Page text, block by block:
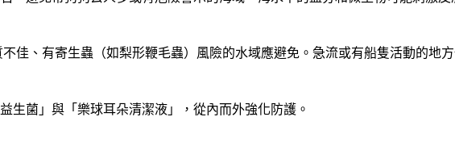
佳、有寄生蟲（如梨形鞭毛蟲）風險的水域應避免。急流或有船隻活動的地
生菌」與「樂球耳朵清潔液」，從內而外強化防護。